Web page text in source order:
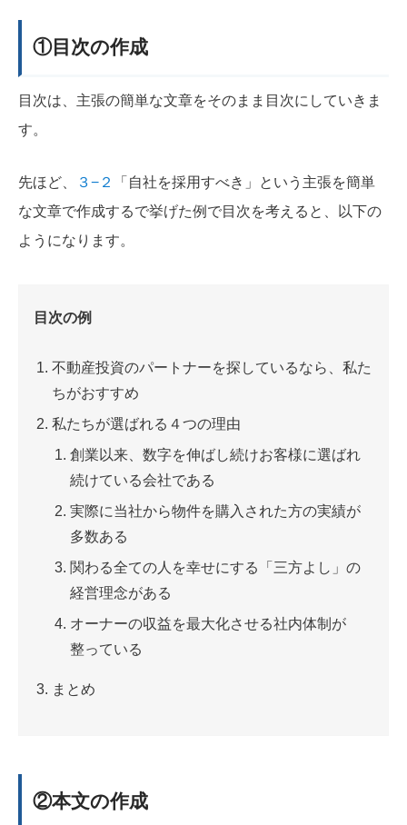
①目次の作成
目次は、主張の簡単な文章をそのまま目次にしていきま
す。
先ほど、 ３−２
「自社を採用すべき」という主張を簡単
な文章で作成するで挙げた例で目次を考えると、以下の
ようになります。
目次の例
不動産投資のパートナーを探しているなら、私た
ちがおすすめ
私たちが選ばれる４つの理由
創業以来、数字を伸ばし続けお客様に選ばれ
続けている会社である
実際に当社から物件を購入された方の実績が
多数ある
関わる全ての人を幸せにする「三方よし」の
経営理念がある
オーナーの収益を最大化させる社内体制が
整っている
まとめ
②本文の作成